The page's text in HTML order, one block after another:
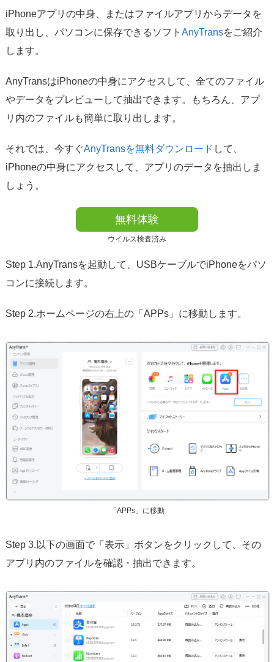
iPhoneアプリの中身、またはファイルアプリからデータを
取り出し、パソコンに保存できるソフト AnyTransをご紹介
します。
AnyTransはiPhoneの中身にアクセスして、全てのファイル
やデータをプレビューして抽出できます。もちろん、アプ
リ内のファイルも簡単に取り出します。
それでは、今すぐAnyTransを無料ダウンロード して、
iPhoneの中身にアクセスして、アプリのデータを抽出しま
しょう。
無料体験
ウイルス検査済み
Step 1.AnyTransを起動して、USBケーブルでiPhoneをパソ
コンに接続します。
Step 2.ホームページの右上の「APPs」に移動します。
「APPs」に移動
Step 3.以下の画面で「表示」ボタンをクリックして、その
アプリ内のファイルを確認・抽出できます。